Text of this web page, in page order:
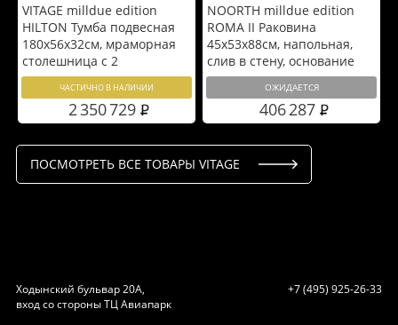
VITAGE milldue edition
HILTON Тумба подвесная
180х56х32см, мраморная
столешница с 2
раковинами, отделка:
стекло twill smoke
ЧАСТИЧНО В НАЛИЧИИ
2 350 729
NOORTH milldue edition
ROMA II Раковина
45x53х88см, напольная,
слив в стену, основание
Rovere nero, корпус Noce
Canaletto, декор Platino,
цвет: белый матовый
ОЖИДАЕТСЯ
406 287
ПОСМОТРЕТЬ ВСЕ ТОВАРЫ VITAGE
Ходынский бульвар 20А,
вход со стороны ТЦ Авиапарк
+7 (495) 925-26-33